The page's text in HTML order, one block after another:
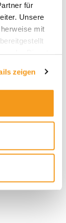
für
Unsere
mit
zeigen